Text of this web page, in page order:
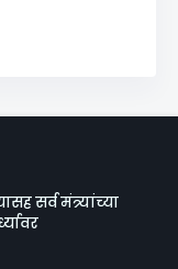
सर्व मंत्र्यांच्या